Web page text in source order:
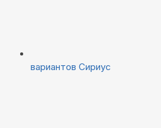
вариантов Сириус